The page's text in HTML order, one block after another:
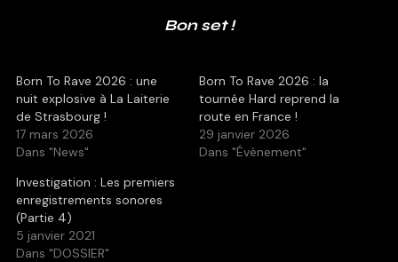
Bon set !
Born To Rave 2026 : une
nuit explosive à La Laiterie
de Strasbourg !
17 mars 2026
Dans "News"
Born To Rave 2026 : la
tournée Hard reprend la
route en France !
29 janvier 2026
Dans "Évènement"
Investigation : Les premiers
enregistrements sonores
(Partie 4)
5 janvier 2021
Dans "DOSSIER"